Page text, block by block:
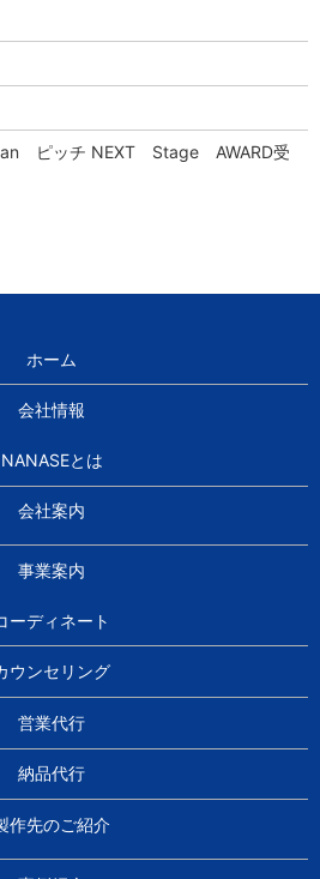
ピッチ NEXT Stage AWARD受
ホーム
会社情報
NANASEとは
会社案内
事業案内
ーディネート
ウンセリング
営業代行
納品代行
作先のご紹介